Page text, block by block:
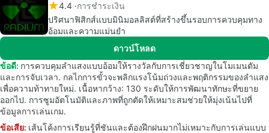
4.4 การชำระเงิน
ปริศนาฟิสิกส์แบบมินิมอลลิสต์ที่สร้างขึ้นรอบการควบคุมทาง
อ้อมและความแม่นยำ
ดาวน์โหลด
ข้อดี: การควบคุมลำแสงแบบอ้อมให้รางวัลกับการเชี่ยวชาญในโมเมนตัม
และการจับเวลา. กลไกการขั้วจะพลิกแรงโน้มถ่วงและพฤติกรรมของลำแสง
เพื่อความท้าทายใหม่. เนื้อหากว้าง: 130 ระดับให้การพัฒนาทักษะที่ขยาย
ออกไป. การซูมอัตโนมัติและภาพที่ถูกตัดให้เหมาะสมช่วยให้มุ่งเน้นไปที่
ข้อมูลการเล่นเกม.
ข้อเสีย: เส้นโค้งการเรียนรู้ที่ชันและต้องฝึกฝนมากไม่เหมาะกับการเล่นแบบ